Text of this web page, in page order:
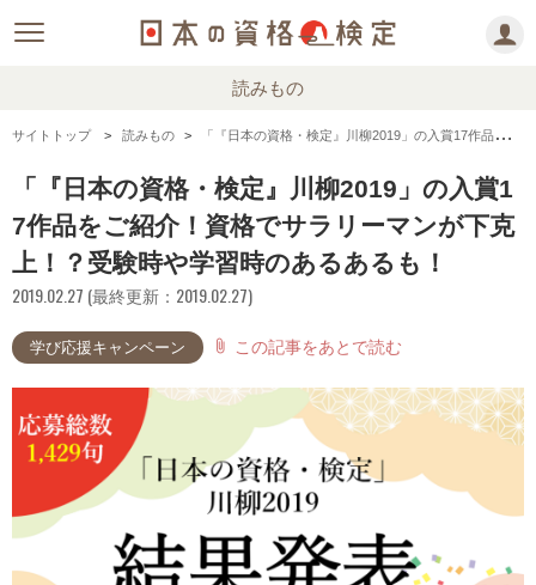
読みもの
サイトトップ 読みもの 「『日本の資格・検定』川柳2019」の入賞17作品をご紹介！資格でサラリーマンが下克上！？受験時や学習時のあるあるも！
「『日本の資格・検定』川柳2019」の入賞1
7作品をご紹介！資格でサラリーマンが下克
上！？受験時や学習時のあるあるも！
2019.02.27 (最終更新：2019.02.27)
学び応援キャンペーン attach_file この記事をあとで読む